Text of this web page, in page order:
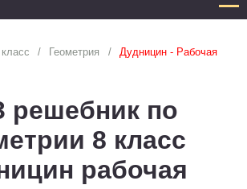
Английский язык
5 6 8 9 10
Астрономия
Геометрия
Дудницин - Рабочая
решебник по
8 класс
рабочая